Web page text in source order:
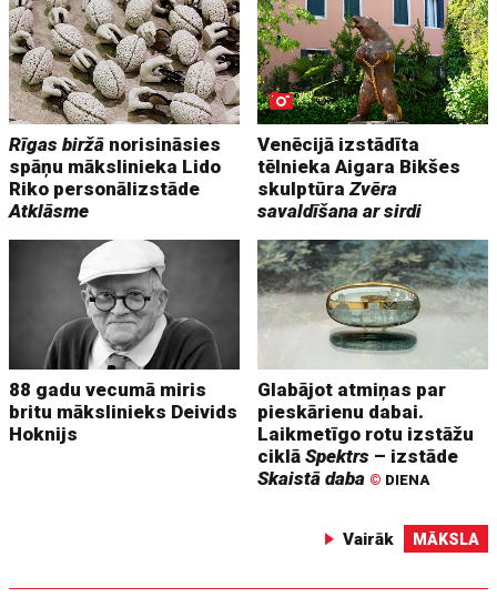
Rīgas biržā norisināsies
spāņu mākslinieka Lido
Riko personālizstāde
Atklāsme
Venēcijā izstādīta
tēlnieka Aigara Bikšes
skulptūraZvēra
savaldīšana ar sirdi
88 gadu vecumā miris
britu mākslinieks Deivids
Hoknijs
Glabājot atmiņas par
pieskārienu dabai.
Laikmetīgo rotu izstāžu
ciklāSpektrs – izstāde
Skaistā daba © DIENA
Vairāk MĀKSLA